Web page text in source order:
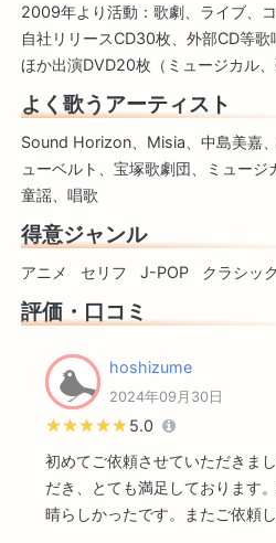
2009年より活動：歌劇、ライブ、コ
自社リリースCD30枚、外部CD等歌
ほか出演DVD20枚（ミュージカル
よく歌うアーティスト
Sound Horizon、Misia、中島美嘉
ューベルト、宝塚歌劇団、ミュー
童謡、唱歌
得意ジャンル
アニメ セリフ J-POP クラシック
評価・口コミ
hoshizume
2024年09月30日
★★★★★
★★★★★ 5.0
初めてご依頼させていただきま
だき、とても満足しております
晴らしかったです。またご依頼し